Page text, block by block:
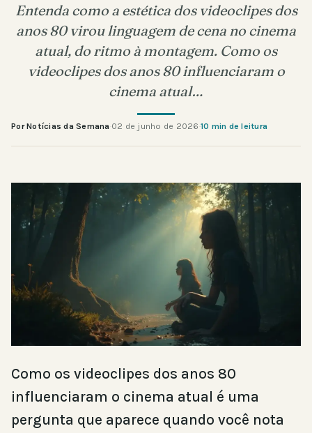
Entenda como a estética dos videoclipes dos
anos 80 virou linguagem de cena no cinema
atual, do ritmo à montagem. Como os
videoclipes dos anos 80 influenciaram o
cinema atual…
Por Notícias da Semana·02 de junho de 2026·10 min de leitura
Como os videoclipes dos anos 80
influenciaram o cinema atual é uma
pergunta que aparece quando você nota